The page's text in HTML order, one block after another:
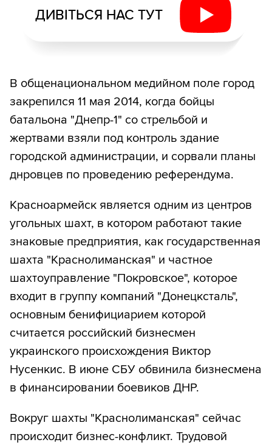
ДИВІТЬСЯ НАС ТУТ
В общенациональном медийном поле город
закрепился 11 мая 2014, когда бойцы
батальона "Днепр-1" со стрельбой и
жертвами взяли под контроль здание
городской администрации, и сорвали планы
днровцев по проведению референдума.
Красноармейск является одним из центров
угольных шахт, в котором работают такие
знаковые предприятия, как государственная
шахта "Краснолиманская" и частное
шахтоуправление "Покровское", которое
входит в группу компаний "Донецксталь",
основным бенифициарием которой
считается российский бизнесмен
украинского происхождения Виктор
Нусенкис. В июне СБУ обвинила бизнесмена
в финансировании боевиков ДНР.
Вокруг шахты "Краснолиманская" сейчас
происходит бизнес-конфликт. Трудовой